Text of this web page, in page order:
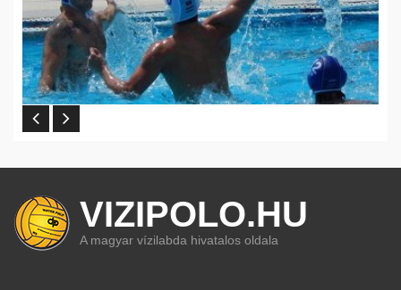
VIZIPOLO.HU
A magyar vízilabda hivatalos oldala